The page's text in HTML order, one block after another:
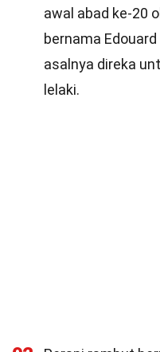
awal abad ke-20
bernama
asalnya direka
lelaki.